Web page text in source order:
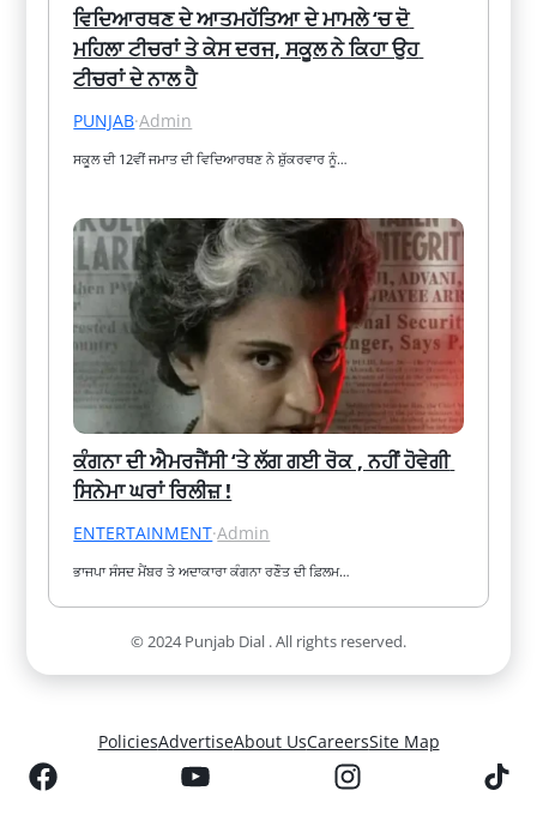
ਵਿਦਿਆਰਥਣ ਦੇ ਆਤਮਹੱਤਿਆ ਦੇ ਮਾਮਲੇ ‘ਚ ਦੋ
ਮਹਿਲਾ ਟੀਚਰਾਂ ਤੇ ਕੇਸ ਦਰਜ, ਸਕੂਲ ਨੇ ਕਿਹਾ ਉਹ
ਟੀਚਰਾਂ ਦੇ ਨਾਲ ਹੈ
PUNJAB·Admin
ਸਕੂਲ ਦੀ 12ਵੀਂ ਜਮਾਤ ਦੀ ਵਿਦਿਆਰਥਣ ਨੇ ਸ਼ੁੱਕਰਵਾਰ ਨੂੰ…
ਕੰਗਨਾ ਦੀ ਐਮਰਜੈਂਸੀ ‘ਤੇ ਲੱਗ ਗਈ ਰੋਕ , ਨਹੀਂ ਹੋਵੇਗੀ
ਸਿਨੇਮਾ ਘਰਾਂ ਰਿਲੀਜ਼ !
ENTERTAINMENT·Admin
ਭਾਜਪਾ ਸੰਸਦ ਮੈਂਬਰ ਤੇ ਅਦਾਕਾਰਾ ਕੰਗਨਾ ਰਣੌਤ ਦੀ ਫ਼ਿਲਮ…
© 2024 Punjab Dial . All rights reserved.
PoliciesAdvertiseAbout UsCareersSite Map